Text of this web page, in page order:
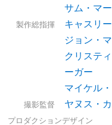
サム・マ
製作総指揮
キャスリ
ジョン・
クリステ
ーガー
マイケル
撮影監督 ヤヌス・
プロダクションデザイン